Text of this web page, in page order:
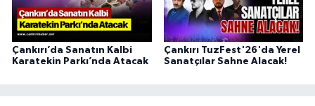
Çankırı’da Sanatın Kalbi
Karatekin Parkı’nda Atacak
Çankırı TuzFest'26'da Yerel
Sanatçılar Sahne Alacak!